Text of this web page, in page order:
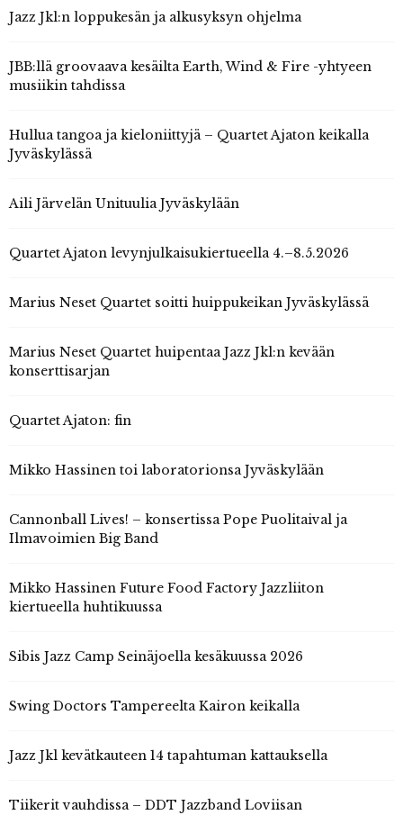
Jazz Jkl:n loppukesän ja alkusyksyn ohjelma
JBB:llä groovaava kesäilta Earth, Wind & Fire -yhtyeen
musiikin tahdissa
Hullua tangoa ja kieloniittyjä – Quartet Ajaton keikalla
Jyväskylässä
Aili Järvelän Unituulia Jyväskylään
Quartet Ajaton levynjulkaisukiertueella 4.–8.5.2026
Marius Neset Quartet soitti huippukeikan Jyväskylässä
Marius Neset Quartet huipentaa Jazz Jkl:n kevään
konserttisarjan
Quartet Ajaton: fin
Mikko Hassinen toi laboratorionsa Jyväskylään
Cannonball Lives! – konsertissa Pope Puolitaival ja
Ilmavoimien Big Band
Mikko Hassinen Future Food Factory Jazzliiton
kiertueella huhtikuussa
Sibis Jazz Camp Seinäjoella kesäkuussa 2026
Swing Doctors Tampereelta Kairon keikalla
Jazz Jkl kevätkauteen 14 tapahtuman kattauksella
Tiikerit vauhdissa – DDT Jazzband Loviisan